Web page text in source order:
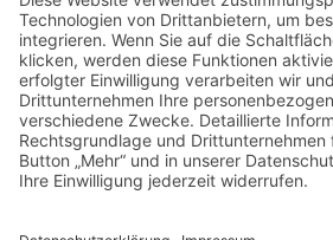
Neu! - Die Bücherei St. Georg ist jetzt
Medien". Einfach das Logo anklicken: